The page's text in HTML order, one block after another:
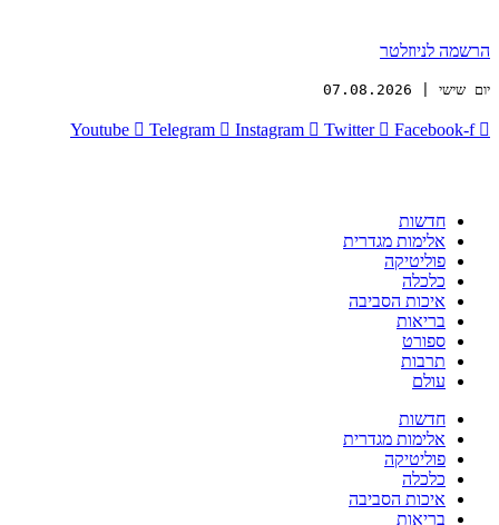
הרשמה לניוזלטר
יום שישי | 07.08.2026
Youtube Telegram Instagram Twitter Facebook-f
חדשות
אלימות מגדרית
פוליטיקה
כלכלה
איכות הסביבה
בריאות
ספורט
תרבות
עולם
חדשות
אלימות מגדרית
פוליטיקה
כלכלה
איכות הסביבה
בריאות